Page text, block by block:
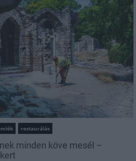
restaurálás
minden köve mesél –